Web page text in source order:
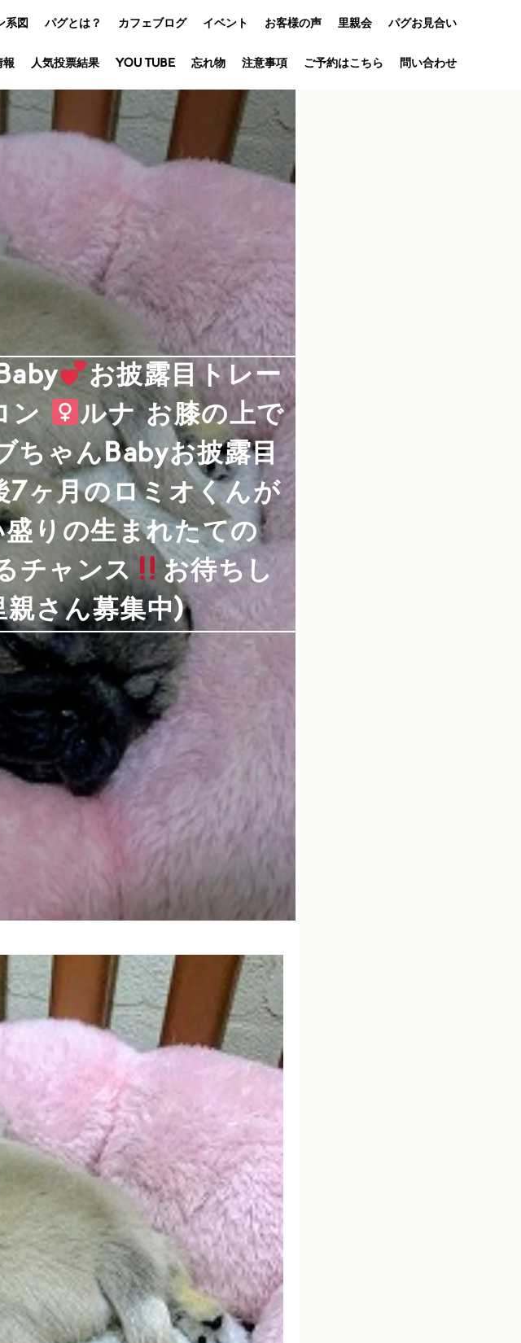
系図 パグとは？ カフェブログ イベント
オフ会
アニバーサリ
お客様の声 里親会 パグお見合い
報 人気投票結果 YOU TUBE 忘れ物 注意事項 ご予約はこちら 問い合わせ
お披露目トレー
ン
ルナ お膝の上で
ちゃんBabyお披露目
7ヶ月のロミオくんが
りの生まれたての
チャンス
お待ちし
親さん募集中)